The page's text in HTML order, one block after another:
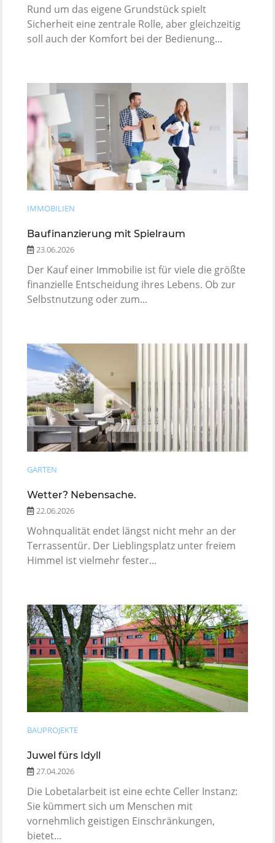
Rund um das eigene Grundstück spielt
Sicherheit eine zentrale Rolle, aber gleichzeitig
soll auch der Komfort bei der Bedienung...
IMMOBILIEN
Baufinanzierung mit Spielraum
23.06.2026
Der Kauf einer Immobilie ist für viele die größte
finanzielle Entscheidung ihres Lebens. Ob zur
Selbstnutzung oder zum...
GARTEN
Wetter? Nebensache.
22.06.2026
Wohnqualität endet längst nicht mehr an der
Terrassentür. Der Lieblingsplatz unter freiem
Himmel ist vielmehr fester...
BAUPROJEKTE
Juwel fürs Idyll
27.04.2026
Die Lobetalarbeit ist eine echte Celler Instanz:
Sie kümmert sich um Menschen mit
vornehmlich geistigen Einschränkungen,
bietet...